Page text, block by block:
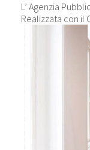
L’ Agenzia
Realizzata con il